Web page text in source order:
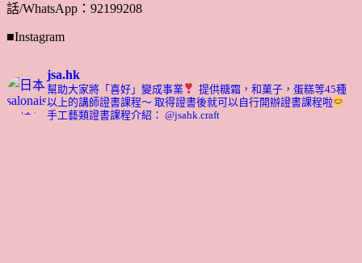
話/WhatsApp：92199208
■Instagram
jsa.hk
幫助大家將「喜好」變成事業
提供糖霜，和菓子，蛋糕等45種
以上的講師證書課程～ 取得證書後就可以自行開辦證書課程啦
手工藝類證書課程介紹： @jsahk.craft